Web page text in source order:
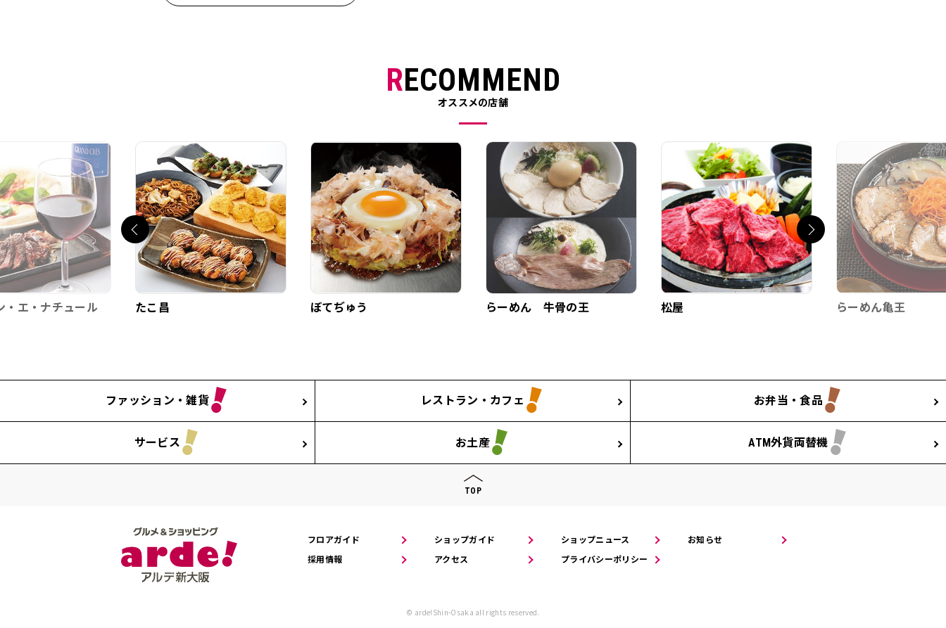
RECOMMEND
オススメの店舗
・エ・ナチュール たこ昌 ぼてぢゅう らーめん 牛骨の王 松屋 らーめん亀王
ファッション・雑貨 レストラン・カフェ お弁当・食品
サービス お土産 ATM外貨両替機
TOP
フロアガイド ショップガイド ショップニュース
お知らせ
採用情報
アクセス プライバシーポリシー
© arde!Shin-Osaka all rights reserved.